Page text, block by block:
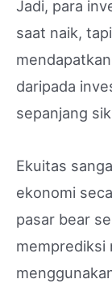
Jadi, para
saat naik,
daripada
sepanjang
Ekuitas
ekonomi
pasar bear
memprediksi